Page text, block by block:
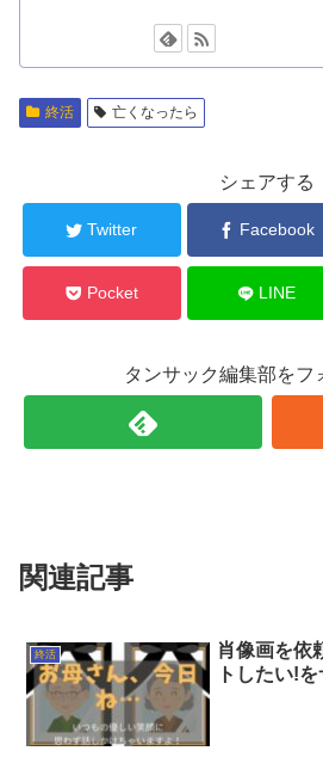
終活 亡くなったら
シェアする
Twitter Facebook
Pocket LINE
タンサック編集部をフ
関連記事
終活
肖像画を依
トしたい!